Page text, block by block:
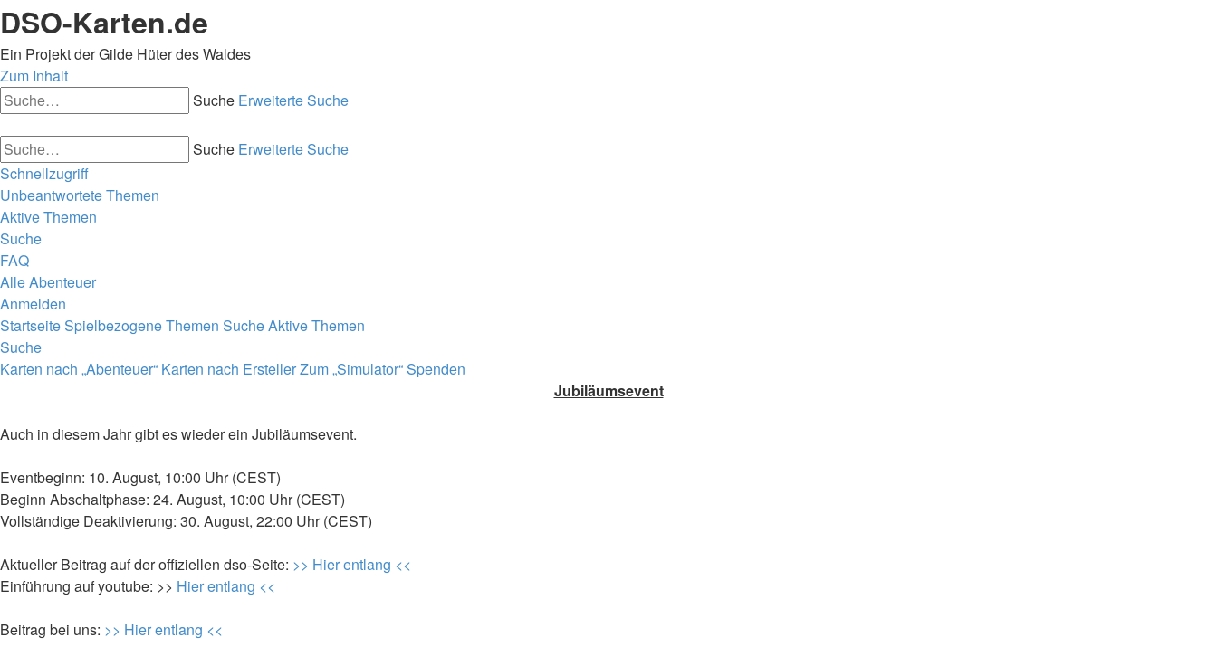
DSO-Karten.de
Ein Projekt der Gilde Hüter des Waldes
Zum Inhalt
Suche Erweiterte Suche
Suche Erweiterte Suche
Schnellzugriff
Unbeantwortete Themen
Aktive Themen
Suche
FAQ
Alle Abenteuer
Anmelden
StartseiteSpielbezogene Themen SucheAktive Themen
Suche
Karten nach „Abenteuer“ Karten nach ErstellerZum „Simulator“Spenden
Jubiläumsevent
Auch in diesem Jahr gibt es wieder ein Jubiläumsevent.
Eventbeginn: 10. August, 10:00 Uhr (CEST)
Beginn Abschaltphase: 24. August, 10:00 Uhr (CEST)
Vollständige Deaktivierung: 30. August, 22:00 Uhr (CEST)
Aktueller Beitrag auf der offiziellen dso-Seite: >> Hier entlang <<
Einführung auf youtube: >> Hier entlang <<
Beitrag bei uns: >> Hier entlang <<